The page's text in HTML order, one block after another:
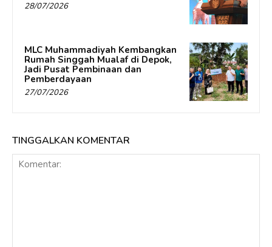
28/07/2026
MLC Muhammadiyah Kembangkan
Rumah Singgah Mualaf di Depok,
Jadi Pusat Pembinaan dan
Pemberdayaan
27/07/2026
TINGGALKAN KOMENTAR